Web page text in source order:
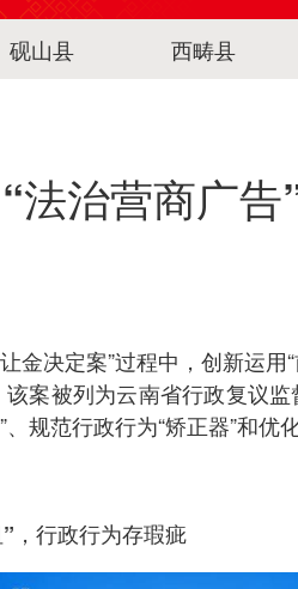
砚山县
西畴县
治营商广告
金决定案”过程中，创新运用
案被列为云南省行政复议
规范行政行为“矫正器”和优
，行政行为存瑕疵